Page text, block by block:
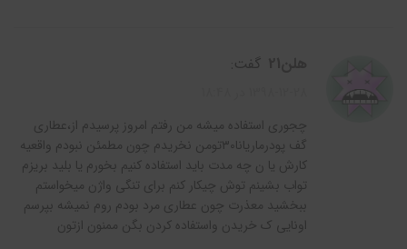
گفت:
چجوری استفاده میشه من رفتم امروز پرسیدم از،عطاری
گف پودرماریانا۳۰تومن نخریدم چون مطمئن نبودم واقعیه
کارش یا ن چه مدت باید استفاده کنیم بخورم یا بلید بریزم
تواب بشینم توش چیکار کنم برای تنگی واژن میخواستم
ببخشید معذرت چون عطاری مرد بودم روم نمیشه بپرسم
اونایی ک خریدن واستفاده کردن بگن ممنون ازتون